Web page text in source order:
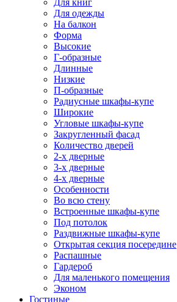
Для книг
Для одежды
На балкон
Форма
Высокие
Г-образные
Длинные
Низкие
П-образные
Радиусные шкафы-купе
Широкие
Угловые шкафы-купе
Закругленный фасад
Количество дверей
2-х дверные
3-х дверные
4-х дверные
Особенности
Во всю стену
Встроенные шкафы-купе
Под потолок
Раздвижные шкафы-купе
Открытая секция посередине
Распашные
Гардероб
Для маленького помещения
Эконом
Гостиные